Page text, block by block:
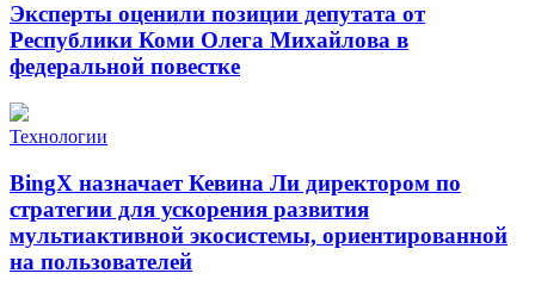
Эксперты оценили позиции депутата от
Республики Коми Олега Михайлова в
федеральной повестке
Технологии
BingX назначает Кевина Ли директором по
стратегии для ускорения развития
мультиактивной экосистемы, ориентированной
на пользователей